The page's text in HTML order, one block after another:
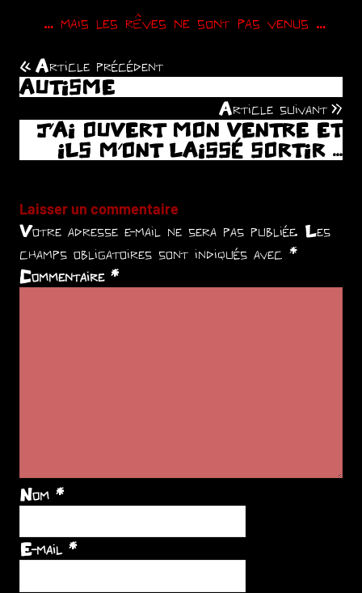
… mais les rêves ne sont pas venus …
Navigation
de
l’article
Article précédent
AUTISME
Article suivant
J’AI OUVERT MON VENTRE ET
ILS M’ONT LAISSÉ SORTIR …
Laisser un commentaire
Votre adresse e-mail ne sera pas publiée. Les
champs obligatoires sont indiqués avec *
Commentaire *
Nom *
E-mail *